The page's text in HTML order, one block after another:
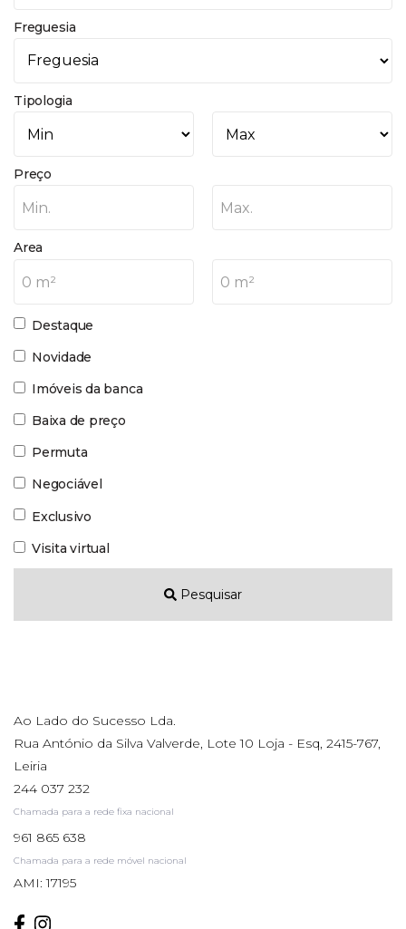
Freguesia
Tipologia
Preço
Min. Max.
Area
0 m² 0 m²
Destaque
Novidade
Imóveis da banca
Baixa de preço
Permuta
Negociável
Exclusivo
Visita virtual
Pesquisar
Ao Lado do Sucesso Lda.
Rua António da Silva Valverde, Lote 10 Loja - Esq, 2415-767,
Leiria
244 037 232
Chamada para a rede fixa nacional
961 865 638
Chamada para a rede móvel nacional
AMI: 17195